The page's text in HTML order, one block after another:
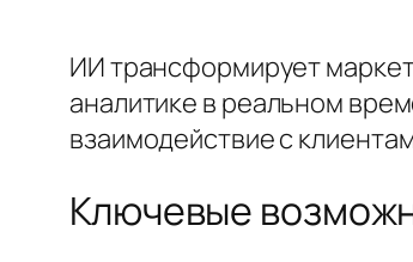
ИИ трансформирует
аналитике в реальном
взаимодействие с
Ключевые